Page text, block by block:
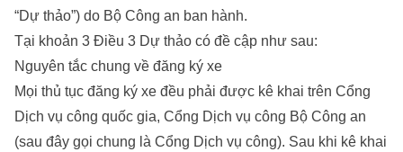
“Dự thảo”) do Bộ Công an ban hành.
Tại khoản 3 Điều 3 Dự thảo có đề cập như sau:
Nguyên tắc chung về đăng ký xe
Mọi thủ tục đăng ký xe đều phải được kê khai trên Cổng
Dịch vụ công quốc gia, Cổng Dịch vụ công Bộ Công an
(sau đây gọi chung là Cổng Dịch vụ công). Sau khi kê khai